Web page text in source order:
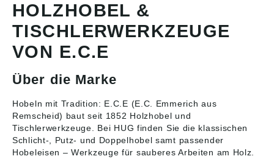
HOLZHOBEL &
TISCHLERWERKZEUGE
VON E.C.E
Über die Marke
Hobeln mit Tradition: E.C.E (E.C. Emmerich aus
Remscheid) baut seit 1852 Holzhobel und
Tischlerwerkzeuge . Bei HUG finden Sie die klassischen
Schlicht-, Putz- und Doppelhobel samt passender
Hobeleisen – Werkzeuge für sauberes Arbeiten am Holz.